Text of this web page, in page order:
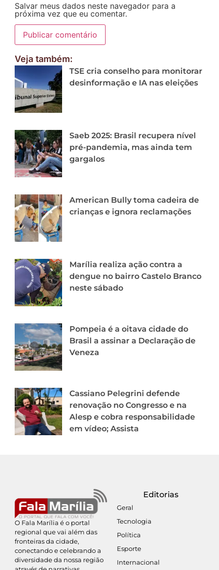
Salvar meus dados neste navegador para a
próxima vez que eu comentar.
Veja também:
TSE cria conselho para monitorar
desinformação e IA nas eleições
Saeb 2025: Brasil recupera nível
pré-pandemia, mas ainda tem
gargalos
American Bully toma cadeira de
crianças e ignora reclamações
Marília realiza ação contra a
dengue no bairro Castelo Branco
neste sábado
Pompeia é a oitava cidade do
Brasil a assinar a Declaração de
Veneza
Cassiano Pelegrini defende
renovação no Congresso e na
Alesp e cobra responsabilidade
em vídeo; Assista
O Fala Marília é o portal
regional que vai além das
fronteiras da cidade,
conectando e celebrando a
diversidade da nossa região
Editorias
Geral
Tecnologia
Política
Esporte
Internacional